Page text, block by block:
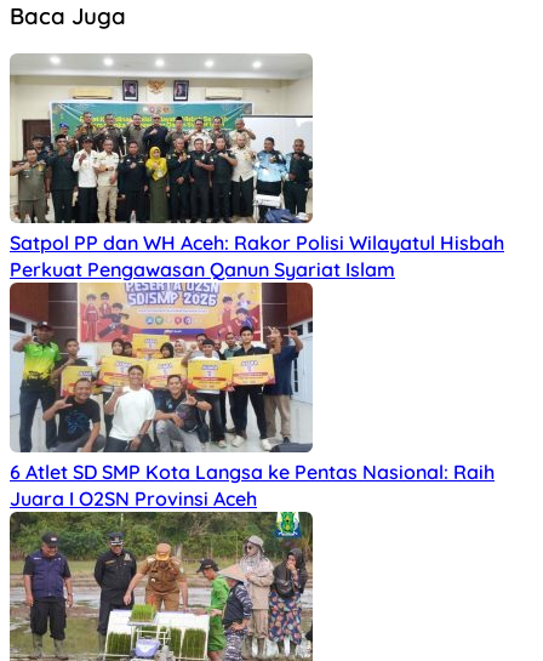
Baca Juga
Satpol PP dan WH Aceh: Rakor Polisi Wilayatul Hisbah
Perkuat Pengawasan Qanun Syariat Islam
6 Atlet SD SMP Kota Langsa ke Pentas Nasional: Raih
Juara I O2SN Provinsi Aceh